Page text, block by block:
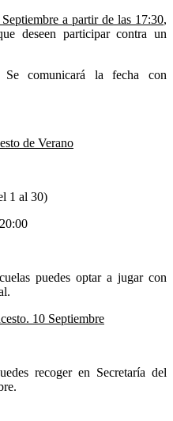
a partir de las 17:30,
deseen participar contra un
comunicará la fecha con
de Verano
1 al 30)
puedes optar a jugar con
10 Septiembre
recoger en Secretaría del